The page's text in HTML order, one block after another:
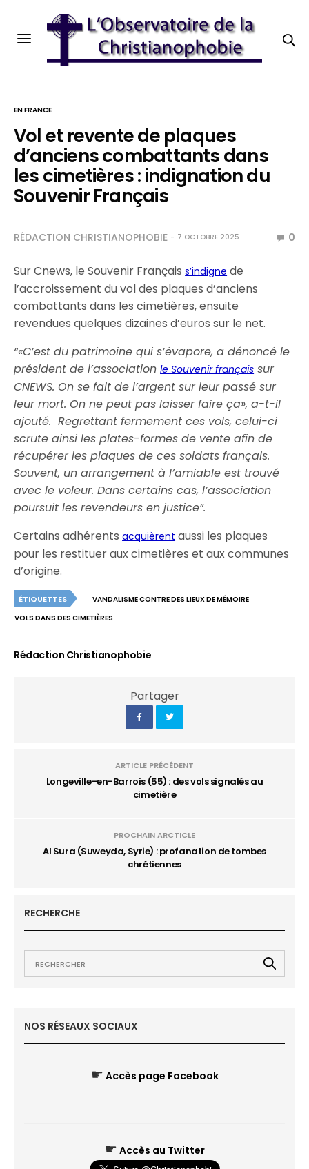
EN FRANCE
Vol et revente de plaques
d’anciens combattants dans
les cimetières : indignation du
Souvenir Français
RÉDACTION CHRISTIANOPHOBIE 7 OCTOBRE 2025 0
Sur Cnews, le Souvenir Françaiss’indigne de
l’accroissement du vol des plaques d’anciens
combattants dans les cimetières, ensuite
revendues quelques dizaines d’euros sur le net.
“«C’est du patrimoine qui s’évapore, a dénoncé le
président de l’associationle Souvenir français sur
CNEWS. On se fait de l’argent sur leur passé sur
leur mort. On ne peut pas laisser faire ça», a-t-il
ajouté. Regrettant fermement ces vols, celui-ci
scrute ainsi les plates-formes de vente afin de
récupérer les plaques de ces soldats français.
Souvent, un arrangement à l’amiable est trouvé
avec le voleur. Dans certains cas, l’association
poursuit les revendeurs en justice”.
Certains adhérentsacquièrent aussi les plaques
pour les restituer aux cimetières et aux communes
d’origine.
ÉTIQUETTES
VANDALISME CONTRE DES LIEUX DE MÉMOIRE
VOLS DANS DES CIMETIÈRES
Rédaction Christianophobie
Partager
ARTICLE PRÉCÉDENT
Longeville-en-Barrois (55) : des vols signalés au
cimetière
PROCHAIN ARCTICLE
Al Sura (Suweyda, Syrie) : profanation de tombes
chrétiennes
RECHERCHE
NOS RÉSEAUX SOCIAUX
☛ Accès page Facebook
☛ Accès au Twitter